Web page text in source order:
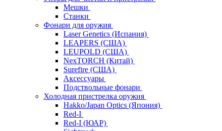
Мешки
Станки
Фонари для оружия
Laser Genetics (Испания)
LEAPERS (США)
LEUPOLD (США)
NexTORCH (Китай)
Surefire (США)
Аксессуары
Подствольные фонари
Холодная пристрелка оружия
Hakko/Japan Optics (Япония)
Red-I
Red-I (ЮАР)